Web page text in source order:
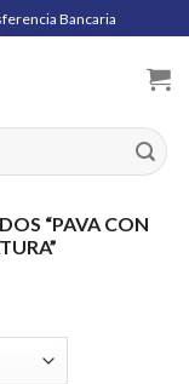
Bancaria
“PAVA CON